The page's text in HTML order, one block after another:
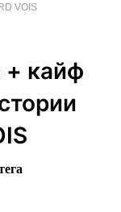
VOIS
+ кайф